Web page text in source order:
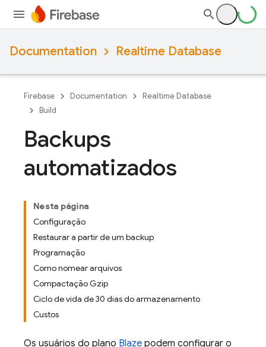
Documentation Realtime Database
Firebase Documentation
Realtime Database
Build
Backups
automatizados
Nesta página
Configuração
Restaurar a partir de um backup
Programação
Como nomear arquivos
Compactação Gzip
Ciclo de vida de 30 dias do armazenamento
Custos
Os usuários do plano Blaze podem configurar o